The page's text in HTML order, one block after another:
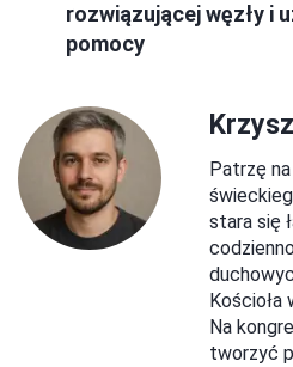
rozwiązującej węzły i
pomocy
Patrzę
stara się
Kościoła
Na
tworzyć